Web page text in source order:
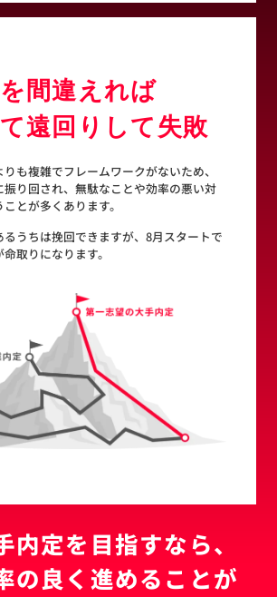
間違えれば
遠回りして失敗
も複雑でフレームワークがないため、
振り回され、無駄なことや効率の悪い対
とが多くあります。
るうちは挽回できますが、8月スタートで
取りになります。
内定を目指すなら、
の良く進めることが